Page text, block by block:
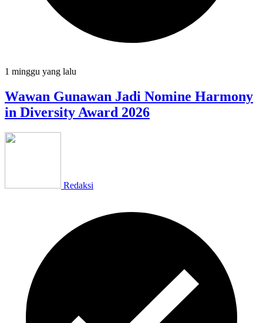
1 minggu yang lalu
Wawan Gunawan Jadi Nomine Harmony
in Diversity Award 2026
Redaksi